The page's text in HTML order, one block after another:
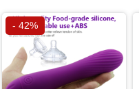
- 42%